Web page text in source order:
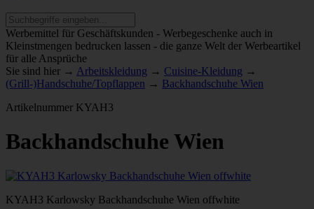
Werbemittel für Geschäftskunden - Werbegeschenke auch in
Kleinstmengen bedrucken lassen - die ganze Welt der Werbeartikel
für alle Ansprüche
Sie sind hier → Arbeitskleidung → Cuisine-Kleidung →
(Grill-)Handschuhe/Topflappen → Backhandschuhe Wien
Artikelnummer KYAH3
Backhandschuhe Wien
KYAH3 Karlowsky Backhandschuhe Wien offwhite